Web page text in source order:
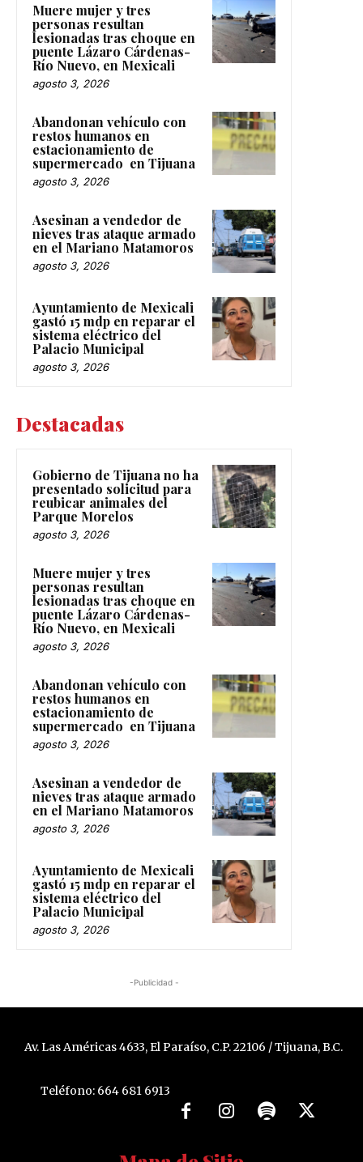
Muere mujer y tres
personas resultan
lesionadas tras choque en
puente Lázaro Cárdenas-
Río Nuevo, en Mexicali
agosto 3, 2026
Abandonan vehículo con
restos humanos en
estacionamiento de
supermercado en Tijuana
agosto 3, 2026
Asesinan a vendedor de
nieves tras ataque armado
en el Mariano Matamoros
agosto 3, 2026
Ayuntamiento de Mexicali
gastó 15 mdp en reparar el
sistema eléctrico del
Palacio Municipal
agosto 3, 2026
Destacadas
Gobierno de Tijuana no ha
presentado solicitud para
reubicar animales del
Parque Morelos
agosto 3, 2026
Muere mujer y tres
personas resultan
lesionadas tras choque en
puente Lázaro Cárdenas-
Río Nuevo, en Mexicali
agosto 3, 2026
Abandonan vehículo con
restos humanos en
estacionamiento de
supermercado en Tijuana
agosto 3, 2026
Asesinan a vendedor de
nieves tras ataque armado
en el Mariano Matamoros
agosto 3, 2026
Ayuntamiento de Mexicali
gastó 15 mdp en reparar el
sistema eléctrico del
Palacio Municipal
agosto 3, 2026
-Publicidad -
Av. Las Américas 4633, El Paraíso, C.P. 22106 / Tijuana, B.C.
Teléfono: 664 681 6913